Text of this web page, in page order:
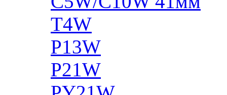
T4W
P13W
P21W